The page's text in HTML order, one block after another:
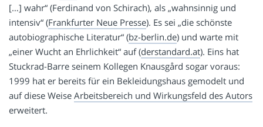
[…] wahr“ (Ferdinand von Schirach), als „wahnsinnig und
intensiv“ (Frankfurter Neue Presse). Es sei „die schönste
autobiographische Literatur“ (bz-berlin.de) und warte mit
„einer Wucht an Ehrlichkeit“ auf (derstandard.at). Eins hat
Stuckrad-Barre seinem Kollegen Knausgård sogar voraus:
1999 hat er bereits für ein Bekleidungshaus gemodelt und
auf diese Weise Arbeitsbereich und Wirkungsfeld des Autors
erweitert.